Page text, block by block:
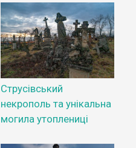
Струсівський
некрополь та унікальна
могила утоплениці